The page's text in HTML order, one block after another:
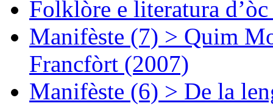
Folklòre e literatura
Manifèste (7) > Quim
Francfòrt (2007)
Manifèste (6) > De la